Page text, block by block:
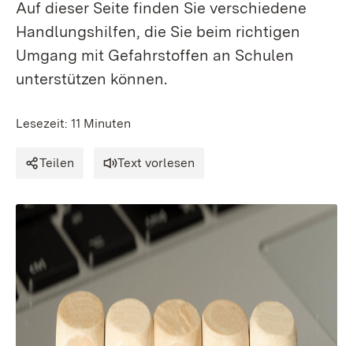
Auf dieser Seite finden Sie verschiedene
Handlungshilfen, die Sie beim richtigen
Umgang mit Gefahrstoffen an Schulen
unterstützen können.
Lesezeit: 11 Minuten
Teilen Text vorlesen